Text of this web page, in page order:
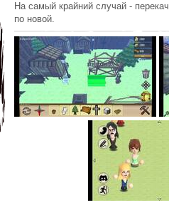
На самый крайний случай -
по новой.